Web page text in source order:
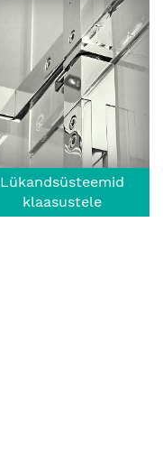
Lükandsüsteemid
klaasustele